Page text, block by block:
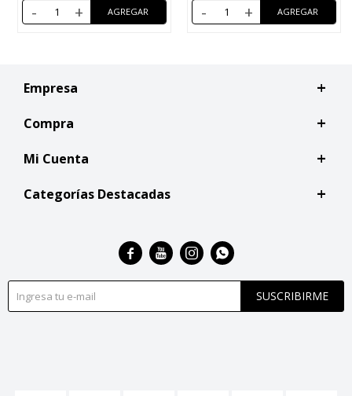
- + - +
Empresa
Compra
Mi Cuenta
Categorías Destacadas
SUSCRIBIRME
   